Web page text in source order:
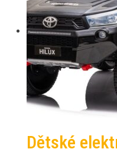
Dětské